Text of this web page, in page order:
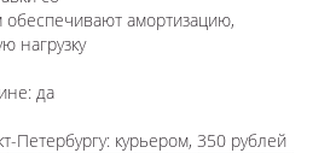
обеспечивают амортизацию,
нагрузку
да
Петербургу: курьером, 350 рублей